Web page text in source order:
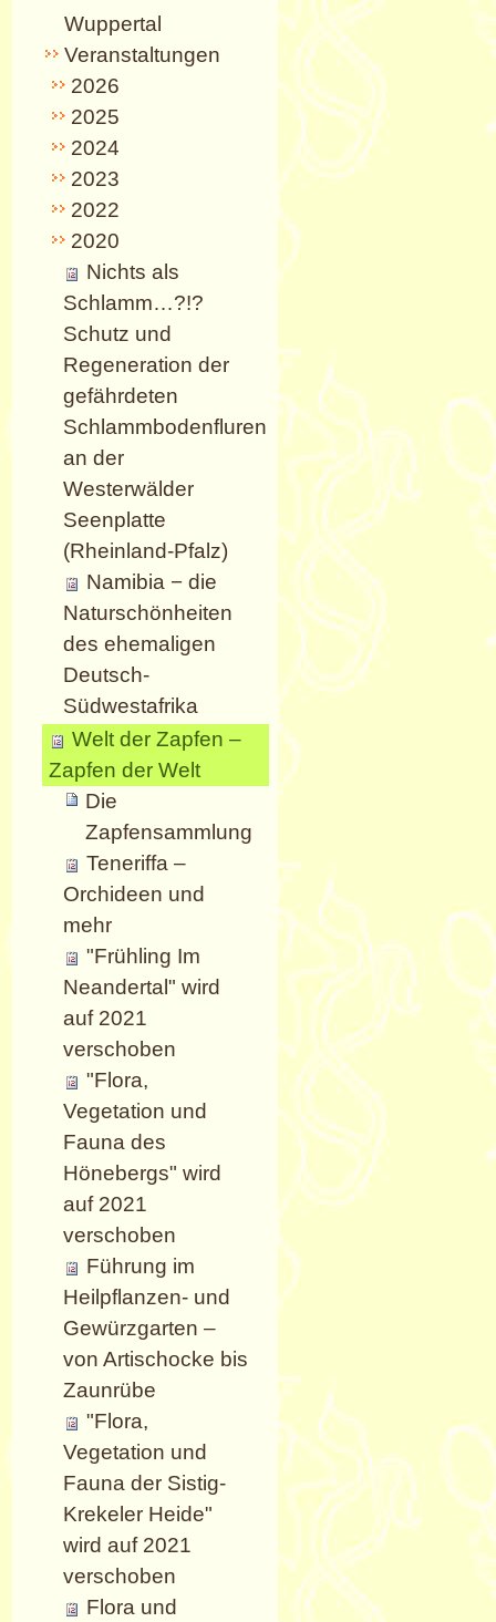
Wuppertal
Veranstaltungen
2026
2025
2024
2023
2022
2020
Nichts als
Schlamm…?!?
Schutz und
Regeneration der
gefährdeten
Schlammbodenfluren
an der
Westerwälder
Seenplatte
(Rheinland-Pfalz)
Namibia − die
Naturschönheiten
des ehemaligen
Deutsch-
Südwestafrika
Welt der Zapfen –
Zapfen der Welt
Die
Zapfensammlung
Teneriffa –
Orchideen und
mehr
"Frühling Im
Neandertal" wird
auf 2021
verschoben
"Flora,
Vegetation und
Fauna des
Hönebergs" wird
auf 2021
verschoben
Führung im
Heilpflanzen- und
Gewürzgarten –
von Artischocke bis
Zaunrübe
"Flora,
Vegetation und
Fauna der Sistig-
Krekeler Heide"
wird auf 2021
verschoben
Flora und